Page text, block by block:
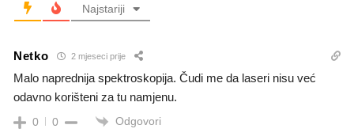
Najstariji
Netko 2 mjeseci prije
Malo naprednija spektroskopija. Čudi me da laseri nisu već
odavno korišteni za tu namjenu.
0 0 Odgovori